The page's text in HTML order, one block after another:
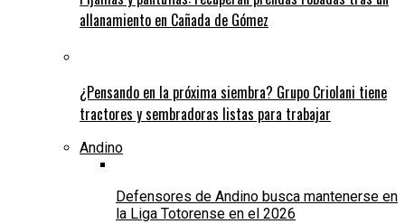
allanamiento en Cañada de Gómez
¿Pensando en la próxima siembra? Grupo Criolani tiene
tractores y sembradoras listas para trabajar
Andino
Defensores de Andino busca mantenerse en
la Liga Totorense en el 2026